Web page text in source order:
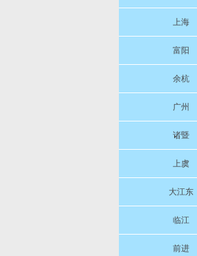
上海
富阳
余杭
广州
诸暨
上虞
大江东
临江
前进